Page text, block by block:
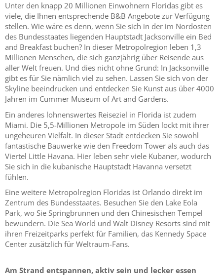
Unter den knapp 20 Millionen Einwohnern Floridas gibt es
viele, die Ihnen entsprechende B&B Angebote zur Verfügung
stellen. Wie wäre es denn, wenn Sie sich in der im Nordosten
des Bundesstaates liegenden Hauptstadt Jacksonville ein Bed
and Breakfast buchen? In dieser Metropolregion leben 1,3
Millionen Menschen, die sich ganzjährig über Reisende aus
aller Welt freuen. Und dies nicht ohne Grund: In Jacksonville
gibt es für Sie nämlich viel zu sehen. Lassen Sie sich von der
Skyline beeindrucken und entdecken Sie Kunst aus über 4000
Jahren im Cummer Museum of Art and Gardens.
Ein anderes lohnenswertes Reiseziel in Florida ist zudem
Miami. Die 5,5-Millionen Metropole im Süden lockt mit ihrer
ungeheuren Vielfalt. In dieser Stadt entdecken Sie sowohl
fantastische Bauwerke wie den Freedom Tower als auch das
Viertel Little Havana. Hier leben sehr viele Kubaner, wodurch
Sie sich in die kubanische Hauptstadt Havanna versetzt
fühlen.
Eine weitere Metropolregion Floridas ist Orlando direkt im
Zentrum des Bundesstaates. Besuchen Sie den Lake Eola
Park, wo Sie Springbrunnen und den Chinesischen Tempel
bewundern. Die Sea World und Walt Disney Resorts sind mit
ihren Freizeitparks perfekt für Familien, das Kennedy Space
Center zusätzlich für Weltraum-Fans.
Am Strand entspannen, aktiv sein und lecker essen